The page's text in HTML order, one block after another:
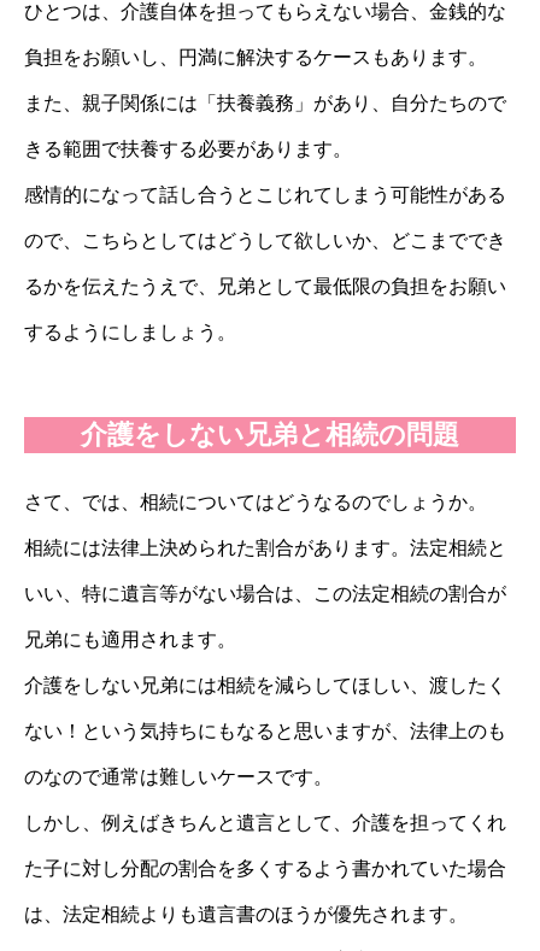
ひとつは、介護自体を担ってもらえない場合、金銭的な
負担をお願いし、円満に解決するケースもあります。
また、親子関係には「扶養義務」があり、自分たちので
きる範囲で扶養する必要があります。
感情的になって話し合うとこじれてしまう可能性がある
ので、こちらとしてはどうして欲しいか、どこまででき
るかを伝えたうえで、兄弟として最低限の負担をお願い
するようにしましょう。
介護をしない兄弟と相続の問題
さて、では、相続についてはどうなるのでしょうか。
相続には法律上決められた割合があります。法定相続と
いい、特に遺言等がない場合は、この法定相続の割合が
兄弟にも適用されます。
介護をしない兄弟には相続を減らしてほしい、渡したく
ない！という気持ちにもなると思いますが、法律上のも
のなので通常は難しいケースです。
しかし、例えばきちんと遺言として、介護を担ってくれ
た子に対し分配の割合を多くするよう書かれていた場合
は、法定相続よりも遺言書のほうが優先されます。